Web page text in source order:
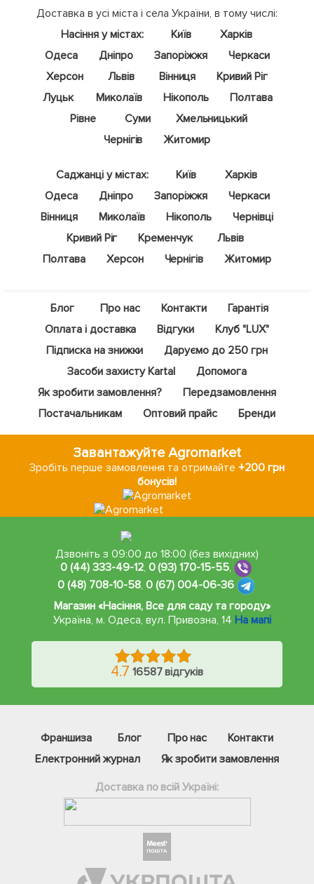
Доставка в усі міста і села України, в тому числі:
Насіння у містах:
Київ
Харків
Одеса
Дніпро Запоріжжя
Черкаси
Херсон
Львів Вінниця
Кривий Ріг
Луцьк
Миколаїв Нікополь
Полтава
Рівне
Суми
Хмельницький
Чернігів
Житомир
Саджанці у містах: Київ
Харків
Одеса
Дніпро Запоріжжя
Черкаси
Вінниця
Миколаїв Нікополь
Чернівці
Кривий Ріг
Кременчук
Львів
Полтава
Херсон Чернігів Житомир
Блог Про нас Контакти
Гарантія
Оплата і доставка
Відгуки
Клуб "LUX"
Підписка на знижки
Даруємо до 250 грн
Засоби захисту Kartal
Допомога
Як зробити замовлення?
Передзамовлення
Постачальникам
Оптовий прайс Бренди
Завантажуйте Agromarket
Зробіть перше замовлення та отримайте+200 грн
бонусів!
Дзвоніть з 09:00 до 18:00 (без вихідних)
0 (44) 333-49-12, 0 (93) 170-15-55,
0 (48) 708-10-58, 0 (67) 004-06-36
Магазин «Насіння, Все для саду та городу»
Україна, м. Одеса,вул. Привозна, 14 На мапі
4.7 16587 відгуків
Франшиза Блог Про нас
Контакти
Електронний журнал
Як зробити замовлення
Доставка по всій Україні: